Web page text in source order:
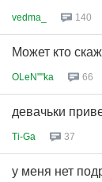
vedma_ 140
Может кто
OLeN""ka 66
девачьки
Ti-Ga 37
у меня нет